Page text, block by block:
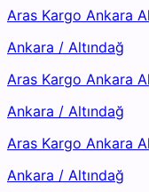
Aras Kargo Ankara
Ankara / Altındağ
Aras Kargo Ankara
Ankara / Altındağ
Aras Kargo Ankara
Ankara / Altındağ